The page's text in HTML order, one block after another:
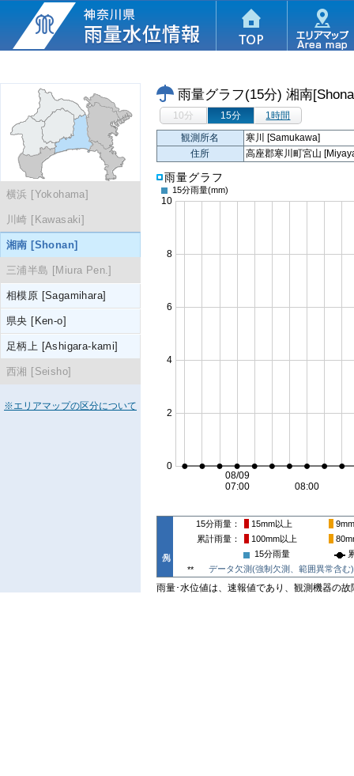
横浜 [Yokohama]
川崎 [Kawasaki]
湘南 [Shonan]
三浦半島 [Miura Pen.]
相模原 [Sagamihara]
県央 [Ken-o]
足柄上 [Ashigara-kami]
西湘 [Seisho]
※エリアマップの区分について
雨量グラフ(15分) 湘南
10分 15分
1時間
観測所名
寒川 [Samukawa]
住所
高座郡寒川町宮山
雨量グラフ
15分雨量(mm)
15分雨量 15mm以上
9mm
累計雨量
100mm以上
15分雨量
**
データ欠測(強制欠測、範囲異常含む)
雨量･水位値は、速報値であり、観測機器の